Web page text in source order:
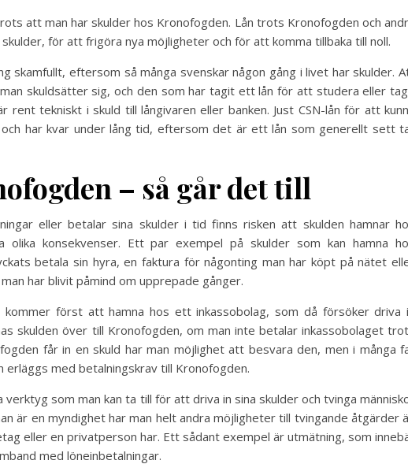
att man har skulder hos Kronofogden. Lån trots Kronofogden och
för att frigöra nya möjligheter och för att komma tillbaka till noll.
skamfullt, eftersom så många svenskar någon gång i livet har skulder.
skuldsätter sig, och den som har tagit ett lån för att studera eller
tekniskt i skuld till långivaren eller banken. Just CSN-lån för att
har kvar under lång tid, eftersom det är ett lån som generellt sett
– så går det till
eller betalar sina skulder i tid finns risken att skulden hamnar
olika konsekvenser. Ett par exempel på skulder som kan hamna
betala sin hyra, en faktura för någonting man har köpt på nätet
har blivit påmind om upprepade gånger.
först att hamna hos ett inkassobolag, som då försöker driva
skulden över till Kronofogden, om man inte betalar inkassobolaget
får in en skuld har man möjlighet att besvara den, men i många
med betalningskrav till Kronofogden.
som man kan ta till för att driva in sina skulder och tvinga
är en myndighet har man helt andra möjligheter till tvingande åtgärder
eller en privatperson har. Ett sådant exempel är utmätning, som
med löneinbetalningar.